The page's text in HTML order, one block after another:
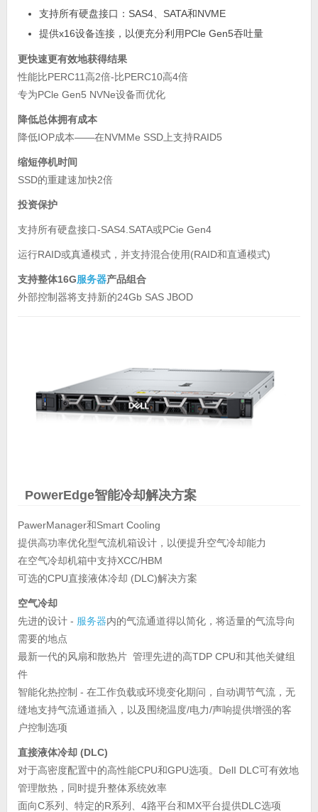
支持所有硬盘接口：SAS4、SATA和NVME
提供x16设备连接，以便充分利用PCle Gen5吞吐量
更快速更有效地获得结果
性能比PERC11高2倍-比PERC10高4倍
专为PCle Gen5 NVNe设备而优化
降低总体拥有成本
降低IOP成本——在NVMMe SSD上支持RAID5
缩短停机时间
SSD的重建速加快2倍
投资保护
支持所有硬盘接口-SAS4.SATA或PCie Gen4
运行RAID或真通模式，并支持混合使用(RAID和直通模式)
支持整体16G服务器产品组合
外部控制器将支持新的24Gb SAS JBOD
PowerEdge智能冷却解决方案
PawerManager和Smart Cooling
提供高功率优化型气流机箱设计，以便提升空气冷却能力
在空气冷却机箱中支持XCC/HBM
可选的CPU直接液体冷却 (DLC)解决方案
空气冷却
先进的设计 - 服务器内的气流通道得以简化，将适量的气流导向
需要的地点
最新一代的风扇和散热片 管理先进的高TDP CPU和其他关健组
件
智能化热控制 - 在工作负载或环境变化期问，自动调节气流，无
缝地支持气流通道插入，以及围绕温度/电力/声响提供增强的客
户控制选项
直接液体冷却 (DLC)
对于高密度配置中的高性能CPU和GPU选项。DelI DLC可有效地
管理散热，同时提升整体系统效率
面向C系列、特定的R系列、4路平台和MX平台提供DLC选项